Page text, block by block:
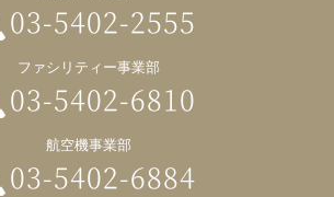
03-5402-2555
ファシリティー事業部
03-5402-6810
航空機事業部
03-5402-6884